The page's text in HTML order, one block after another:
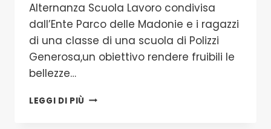
Alternanza Scuola Lavoro condivisa
dall’Ente Parco delle Madonie e i ragazzi
di una classe di una scuola di Polizzi
Generosa,un obiettivo rendere fruibili le
bellezze…
LEGGI DI PIÙ L’AMORE